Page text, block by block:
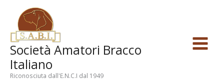
contenuto
Società Amatori Bracco
Italiano
Riconosciuta dall'E.N.C.I dal 1949